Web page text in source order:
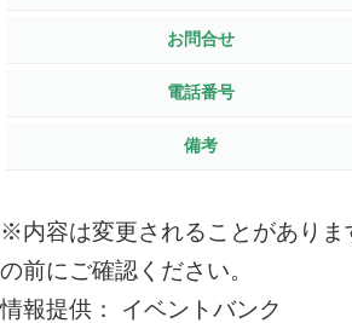
お問合せ
電話番号
備考
※内容は変更されることがありま
の前にご確認ください。
情報提供： イベントバンク